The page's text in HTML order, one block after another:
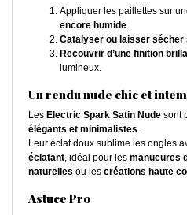
Appliquer les paillettes sur
encore humide.
Catalyser ou laisser sécher
Recouvrir d’une finition
lumineux.
Un rendu nude chic et
Les Electric Spark Satin Nude sont
élégants et minimalistes.
Leur éclat doux sublime les ongles
éclatant, idéal pour les manucures
naturelles ou les créations haute
Astuce Pro